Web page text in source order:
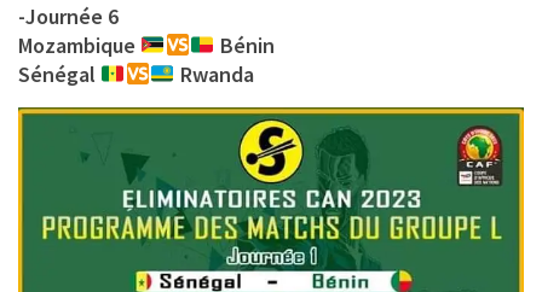
-Journée 6
Mozambique
Bénin
Sénégal
Rwanda